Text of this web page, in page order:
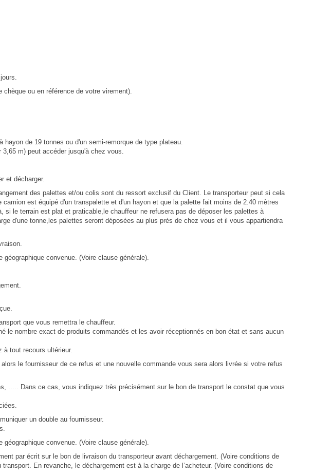
chèque ou en référence de votre virement).
de 19 tonnes ou d'un semi-remorque de type plateau.
m) peut accéder jusqu'à chez vous.
et décharger.
des palettes et/ou colis sont du ressort exclusif du Client. Le transporteur peut si cela
est équipé d'un transpalette et d'un hayon et que la palette fait moins de 2.40 mètres
si le terrain est plat et praticable,le chauffeur ne refusera pas de déposer les palettes à
d'une tonne,les palettes seront déposées au plus près de chez vous et il vous appartiendra
convenue. (Voire clause générale).
que vous remettra le chauffeur.
le nombre exact de produits commandés et les avoir réceptionnés en bon état et sans aucun
à tout recours ultérieur.
le fournisseur de ce refus et une nouvelle commande vous sera alors livrée si votre refus
..... Dans ce cas, vous indiquez très précisément sur le bon de transport le constat que vous
un double au fournisseur.
convenue. (Voire clause générale).
par écrit sur le bon de livraison du transporteur avant déchargement. (Voire conditions de
En revanche, le déchargement est à la charge de l’acheteur. (Voire conditions de